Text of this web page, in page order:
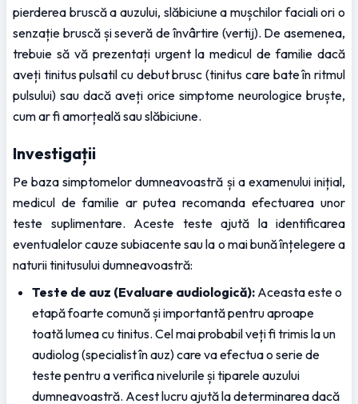
pierderea bruscă a auzului, slăbiciune a mușchilor faciali ori o
senzație bruscă și severă de învârtire (vertij). De asemenea,
trebuie să vă prezentați urgent la medicul de familie dacă
aveți tinitus pulsatil cu debut brusc (tinitus care bate în ritmul
pulsului) sau dacă aveți orice simptome neurologice bruște,
cum ar fi amorțeală sau slăbiciune.
Investigații
Pe baza simptomelor dumneavoastră și a examenului inițial,
medicul de familie ar putea recomanda efectuarea unor
teste suplimentare. Aceste teste ajută la identificarea
eventualelor cauze subiacente sau la o mai bună înțelegere a
naturii tinitusului dumneavoastră:
Teste de auz (Evaluare audiologică): Aceasta este o
etapă foarte comună și importantă pentru aproape
toată lumea cu tinitus. Cel mai probabil veți fi trimis la un
audiolog (specialist în auz) care va efectua o serie de
teste pentru a verifica nivelurile și tiparele auzului
dumneavoastră. Acest lucru ajută la determinarea dacă